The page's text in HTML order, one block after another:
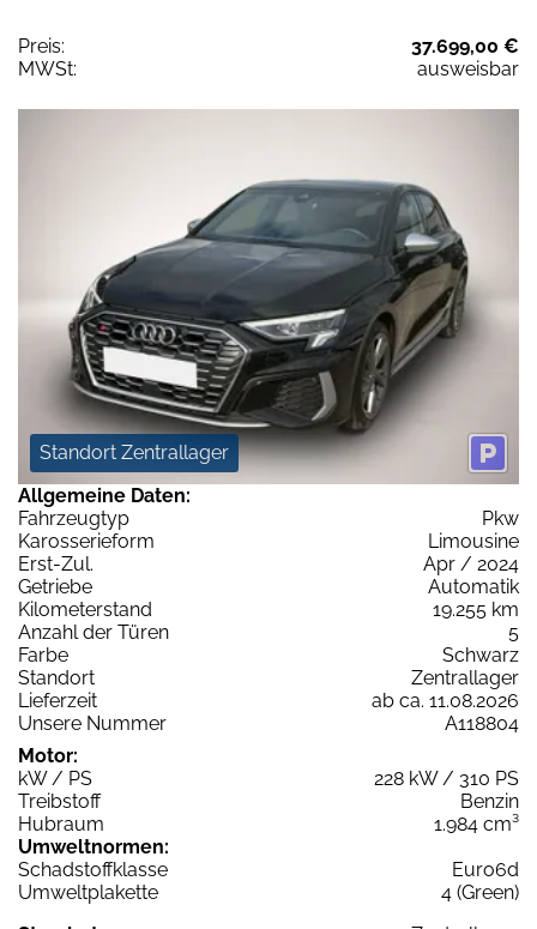
Preis:
37.699,00 €
MWSt:
ausweisbar
Standort Zentrallager
Allgemeine Daten:
Fahrzeugtyp
Pkw
Karosserieform
Limousine
Erst-Zul.
Apr / 2024
Getriebe
Automatik
Kilometerstand
19.255 km
Anzahl der Türen
5
Farbe
Schwarz
Standort
Zentrallager
Lieferzeit
ab ca. 11.08.2026
Unsere Nummer
A118804
Motor:
kW / PS
228 kW / 310 PS
Treibstoff
Benzin
Hubraum
1.984 cm³
Umweltnormen:
Schadstoffklasse
Euro6d
Umweltplakette
4 (Green)